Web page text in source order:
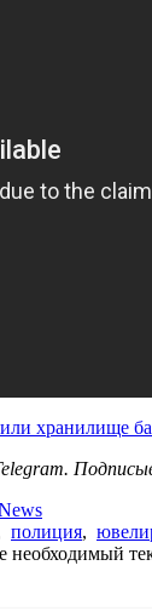
хранилище
полиция,